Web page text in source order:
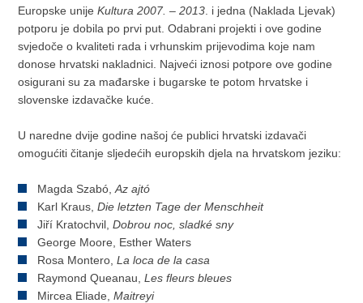
Europske unijeKultura 2007. – 2013 . i jedna (Naklada Ljevak)
potporu je dobila po prvi put. Odabrani projekti i ove godine
svjedoče o kvaliteti rada i vrhunskim prijevodima koje nam
donose hrvatski nakladnici. Najveći iznosi potpore ove godine
osigurani su za mađarske i bugarske te potom hrvatske i
slovenske izdavačke kuće.
U naredne dvije godine našoj će publici hrvatski izdavači
omogućiti čitanje sljedećih europskih djela na hrvatskom jeziku:
Magda Szabó,Az ajtó
Karl Kraus,Die letzten Tage der Menschheit
Jiří Kratochvil,Dobrou noc, sladké sny
George Moore, Esther Waters
Rosa Montero,La loca de la casa
Raymond Queanau,Les fleurs bleues
Mircea Eliade,Maitreyi